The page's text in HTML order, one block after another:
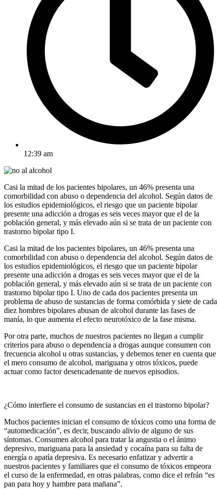
12:39 am
Casi la mitad de los pacientes bipolares, un 46% presenta una
comorbilidad con abuso o dependencia del alcohol. Según datos de
los estudios epidemiológicos, el riesgo que un paciente bipolar
presente una adicción a drogas es seis veces mayor que el de la
población general, y más elevado aún si se trata de un paciente con
trastorno bipolar tipo I.
Casi la mitad de los pacientes bipolares, un 46% presenta una
comorbilidad con abuso o dependencia del alcohol. Según datos de
los estudios epidemiológicos, el riesgo que un paciente bipolar
presente una adicción a drogas es seis veces mayor que el de la
población general, y más elevado aún si se trata de un paciente con
trastorno bipolar tipo I. Uno de cada dos pacientes presenta un
problema de abuso de sustancias de forma comórbida y siete de cada
diez hombres bipolares abusan de alcohol durante las fases de
manía, lo que aumenta el efecto neurotóxico de la fase misma.
Por otra parte, muchos de nuestros pacientes no llegan a cumplir
criterios para abuso o dependencia a drogas aunque consumen con
frecuencia alcohol u otras sustancias, y debemos tener en cuenta que
el mero consumo de alcohol, mariguana y otros tóxicos, puede
actuar como factor desencadenante de nuevos episodios.
¿Cómo interfiere el consumo de sustancias en el trastorno bipolar?
Muchos pacientes inician el consumo de tóxicos como una forma de
“automedicación”, es decir, buscando alivio de alguno de sus
síntomas. Consumen alcohol para tratar la angustia o el ánimo
depresivo, mariguana para la ansiedad y cocaína para su falta de
energía o apatía depresiva. Es necesario enfatizar y advertir a
nuestros pacientes y familiares que el consumo de tóxicos empeora
el curso de la enfermedad, en otras palabras, como dice el refrán “es
pan para hoy y hambre para mañana”.